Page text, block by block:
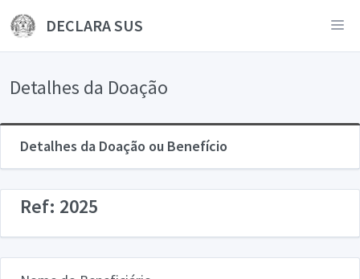
DECLARA SUS
Detalhes da Doação
Detalhes da Doação ou Benefício
Ref: 2025